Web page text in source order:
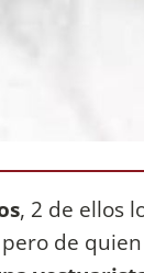
, 2 de ellos
de